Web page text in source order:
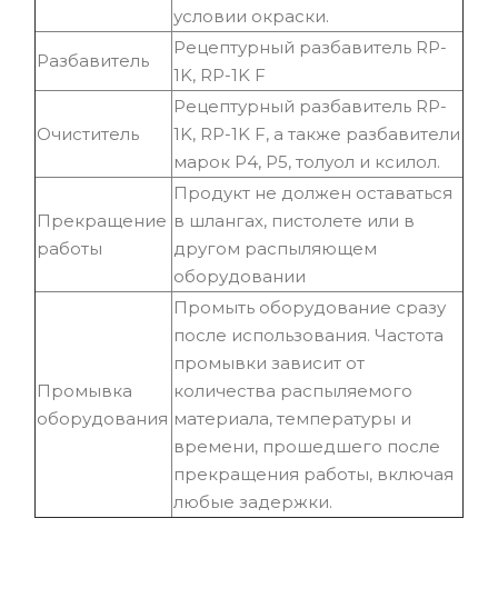
условии окраски.
Разбавитель
Рецептурный разбавитель RP-
1K, RP-1K F
Очиститель
Рецептурный разбавитель RP-
1K, RP-1K F, а также разбавители
марок Р4, Р5, толуол и ксилол.
Прекращение
работы
Продукт не должен оставаться
в шлангах, пистолете или в
другом распыляющем
оборудовании
Промывка
оборудования
Промыть оборудование сразу
после использования. Частота
промывки зависит от
количества распыляемого
материала, температуры и
времени, прошедшего после
прекращения работы, включая
любые задержки.